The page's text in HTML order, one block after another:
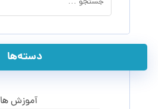
دسته‌ها
آموزش ها